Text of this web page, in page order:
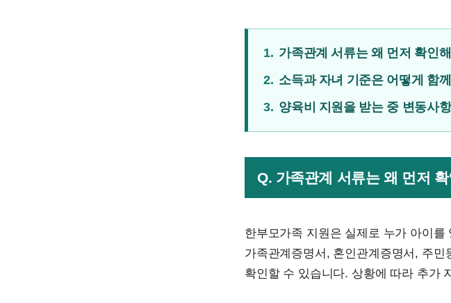
1. 가족관계 서류는 왜 먼저 확인
2. 소득과 자녀 기준은 어떻게 함
3. 양육비 지원을 받는 중 변동사
Q. 가족관계 서류는 왜 먼저
한부모가족 지원은 실제로 누가 아이
가족관계증명서, 혼인관계증명서, 주
확인할 수 있습니다. 상황에 따라 추가